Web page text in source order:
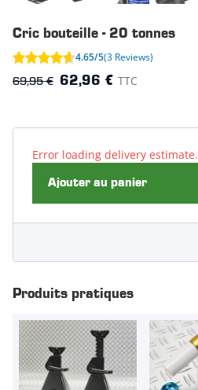
Cric bouteille - 20 tonnes
4.65/5(3 Reviews)
69,95 € 62,96 € TTC
Error loading delivery estimate.
Ajouter au panier
Produits pratiques